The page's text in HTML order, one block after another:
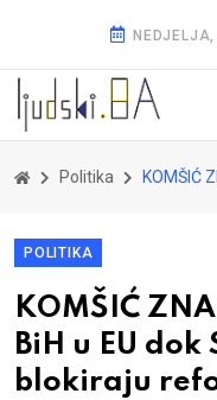
Politika KOMŠIĆ ZNA KRIVCE: Ne
POLITIKA
KOMŠIĆ
BiH u EU dok
blokiraju